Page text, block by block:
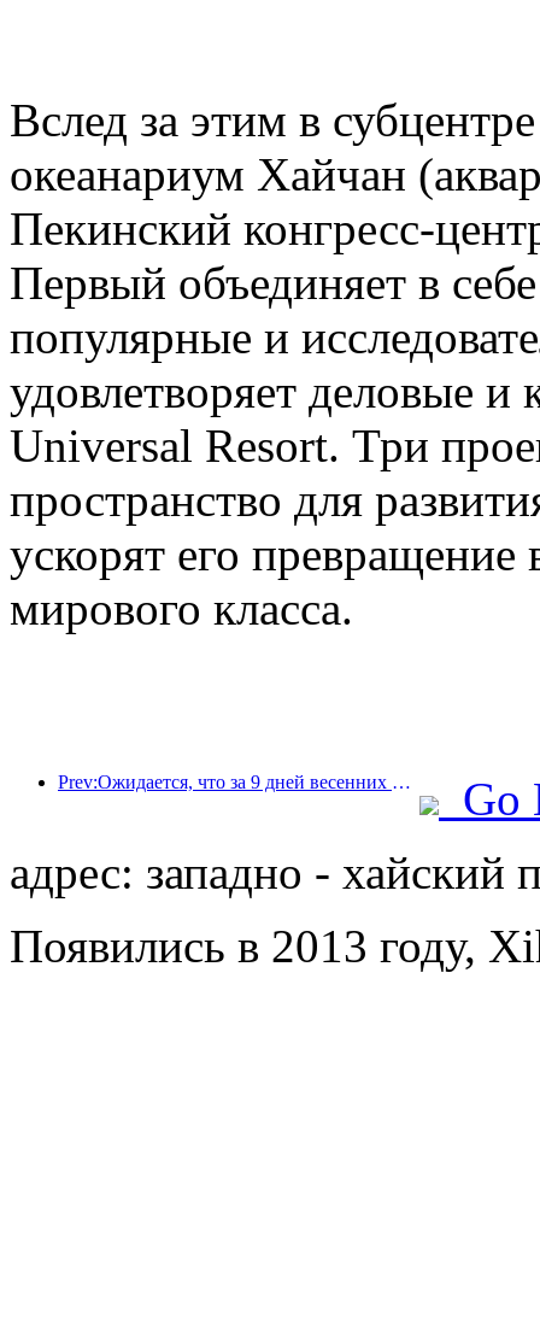
Вслед за этим в
океанариум Хайчан
Пекинский конгресс-
Первый объединяет в
популярные и
удовлетворяет деловые и
Universal Resort. Три
пространство для
ускорят его превращение
мирового класса.
Prev:Ожидается, что за 9 дней весенних праздников более 18 миллионов человек совершат поездки в страну и из страны.
Go
адрес: западно - хайский
Появились в 2013 году,